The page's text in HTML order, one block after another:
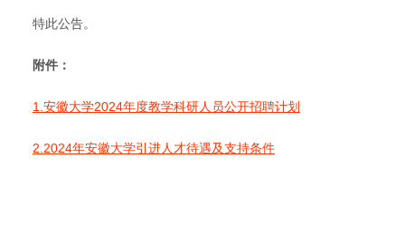
特此公告。
附件：
1.安徽大学2024年度教学科研人员公开招聘计划
2.2024年安徽大学引进人才待遇及支持条件